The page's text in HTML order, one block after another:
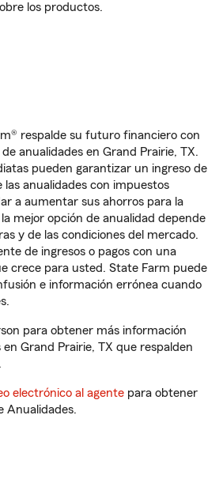
los productos.
respalde su futuro financiero con
anualidades en Grand Prairie, TX.
pueden garantizar un ingreso de
anualidades con impuestos
a aumentar sus ahorros para la
mejor opción de anualidad depende
y de las condiciones del mercado.
de ingresos o pagos con una
crece para usted. State Farm puede
e información errónea cuando
para obtener más información
Grand Prairie, TX que respalden
electrónico al agente para obtener
Anualidades.